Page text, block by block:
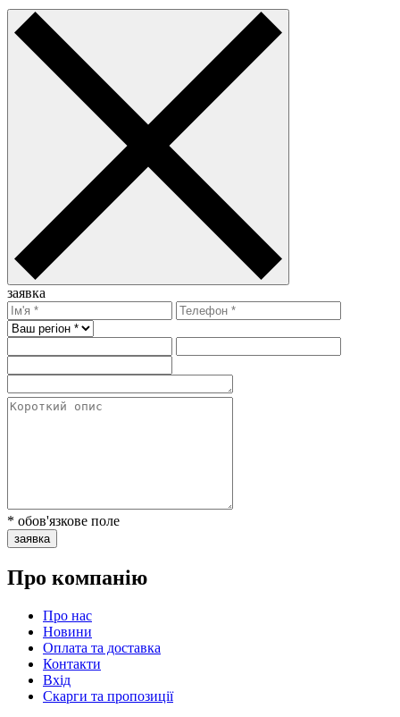
заявка
* обов'язкове поле
заявка
Про компанію
Про нас
Новини
Оплата та доставка
Контакти
Вхiд
Скарги та пропозиції